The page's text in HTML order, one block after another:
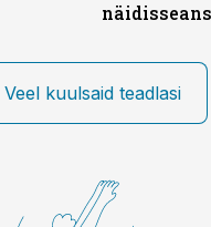
Veel kuulsaid teadlasi